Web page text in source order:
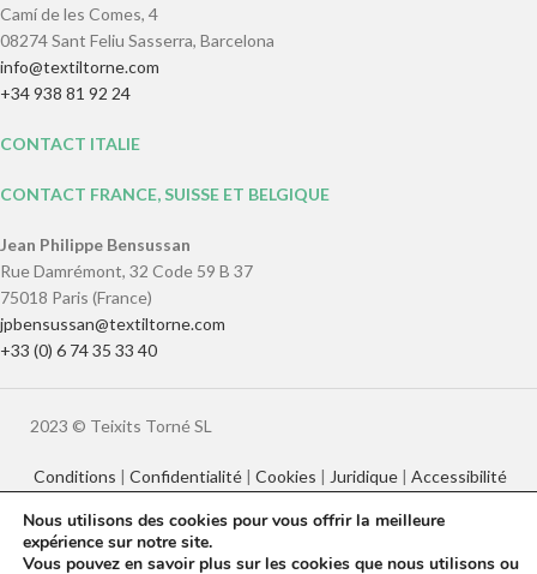
Camí de les Comes, 4
08274 Sant Feliu Sasserra, Barcelona
info@textiltorne.com
+34 938 81 92 24
CONTACT ITALIE
CONTACT FRANCE, SUISSE ET BELGIQUE
Jean Philippe Bensussan
Rue Damrémont, 32 Code 59 B 37
75018 Paris (France)
jpbensussan@textiltorne.com
+33 (0) 6 74 35 33 40
2023 © Teixits Torné SL
Conditions | Confidentialité| Cookies | Juridique| Accessibilité
Nous utilisons des cookies pour vous offrir la meilleure
expérience sur notre site.
Vous pouvez en savoir plus sur les cookies que nous utilisons ou
Català English